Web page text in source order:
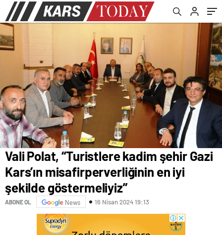
göstermeliyiz”
Vali Polat, “Turistlere kadim şehir Gazi
Kars’ın misafirperverliğinin en iyi
şekilde göstermeliyiz”
ABONE OL News 16 Nisan 2024 19:13